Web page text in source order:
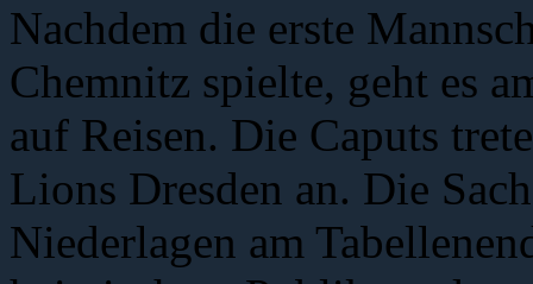
Nachdem die erste
Chemnitz spielte, geht es
auf Reisen. Die Caputs
Lions Dresden an. Die
Niederlagen am